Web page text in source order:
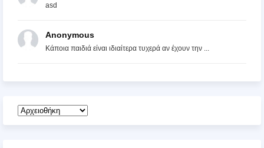
asd
Anonymous
Κάποια παιδιά είναι ιδιαίτερα τυχερά αν έχουν την ...